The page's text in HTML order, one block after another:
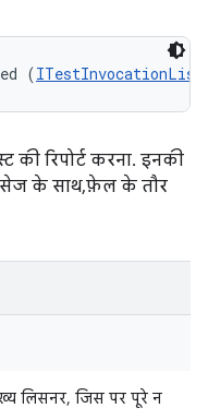
(
की रिपोर्ट करना. इनकी
के साथ, फ़ेल के तौर
लिसनर, जिस पर पूरे न